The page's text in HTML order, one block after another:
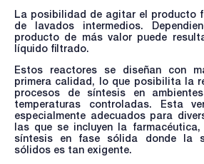
La posibilidad de agitar el producto
de lavados intermedios.
producto de más valor puede
líquido filtrado.
Estos reactores se diseñan con
primera calidad, lo que posibilita la
procesos de síntesis en
temperaturas controladas. Esta
especialmente adecuados para
las que se incluyen la
síntesis en fase sólida donde la
sólidos es tan exigente.